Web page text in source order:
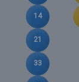
14
21
33